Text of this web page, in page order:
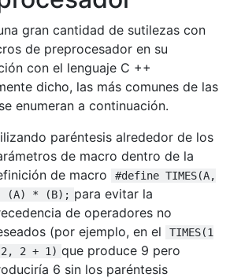
gran cantidad de sutilezas con
de preprocesador en su
con el lenguaje C ++
dicho, las más comunes de las
enumeran a continuación.
paréntesis alrededor de los
de macro dentro de la
de macro
#define TIMES(A,
(A) * (B); para evitar la
de operadores no
(por ejemplo, en el
TIMES(1
2 + 1) que produce 9 pero
6 sin los paréntesis